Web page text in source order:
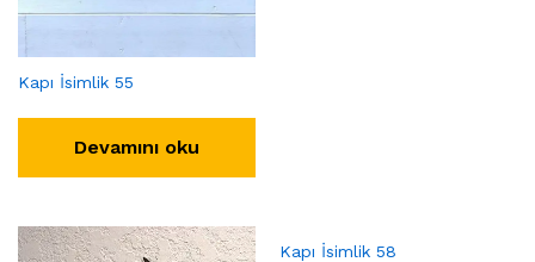
Kapı İsimlik 55
Devamını oku
Kapı İsimlik 58